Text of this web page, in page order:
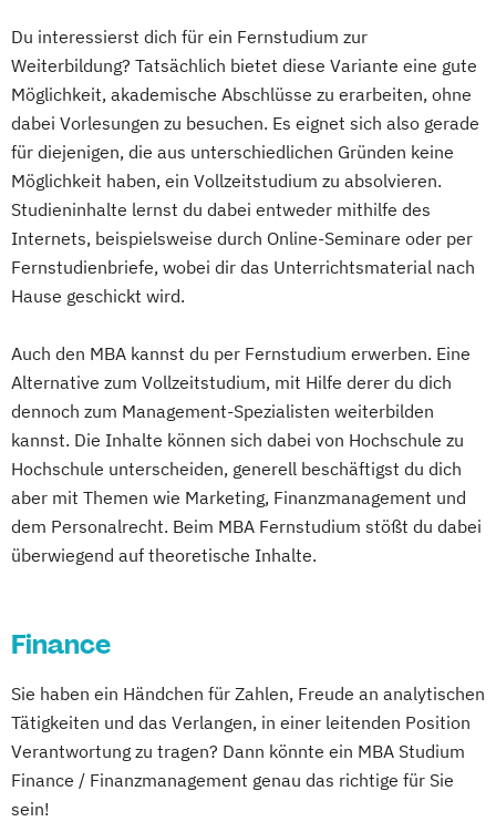
Du interessierst dich für ein Fernstudium zur
Weiterbildung? Tatsächlich bietet diese Variante eine gute
Möglichkeit, akademische Abschlüsse zu erarbeiten, ohne
dabei Vorlesungen zu besuchen. Es eignet sich also gerade
für diejenigen, die aus unterschiedlichen Gründen keine
Möglichkeit haben, ein Vollzeitstudium zu absolvieren.
Studieninhalte lernst du dabei entweder mithilfe des
Internets, beispielsweise durch Online-Seminare oder per
Fernstudienbriefe, wobei dir das Unterrichtsmaterial nach
Hause geschickt wird.
Auch den MBA kannst du per Fernstudium erwerben. Eine
Alternative zum Vollzeitstudium, mit Hilfe derer du dich
dennoch zum Management-Spezialisten weiterbilden
kannst. Die Inhalte können sich dabei von Hochschule zu
Hochschule unterscheiden, generell beschäftigst du dich
aber mit Themen wie Marketing, Finanzmanagement und
dem Personalrecht. Beim MBA Fernstudium stößt du dabei
überwiegend auf theoretische Inhalte.
Finance
Sie haben ein Händchen für Zahlen, Freude an analytischen
Tätigkeiten und das Verlangen, in einer leitenden Position
Verantwortung zu tragen? Dann könnte ein MBA Studium
Finance / Finanzmanagement genau das richtige für Sie
sein!